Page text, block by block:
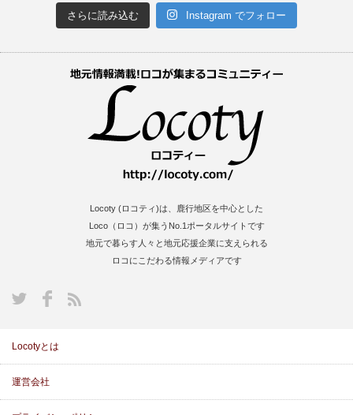
さらに読み込む Instagram でフォロー
Locoty (ロコティ)は、鹿行地区を中心とした
Loco（ロコ）が集うNo.1ポータルサイトです
地元で暮らす人々と地元応援企業に支えられる
ロコにこだわる情報メディアです
Locotyとは
運営会社